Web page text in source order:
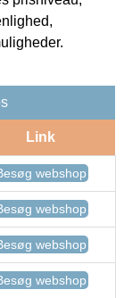
Link
webshop
webshop
webshop
webshop